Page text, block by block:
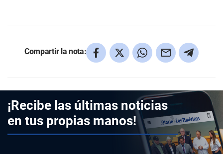
Compartir la nota:
¡Recibe las últimas noticias
en tus propias manos!